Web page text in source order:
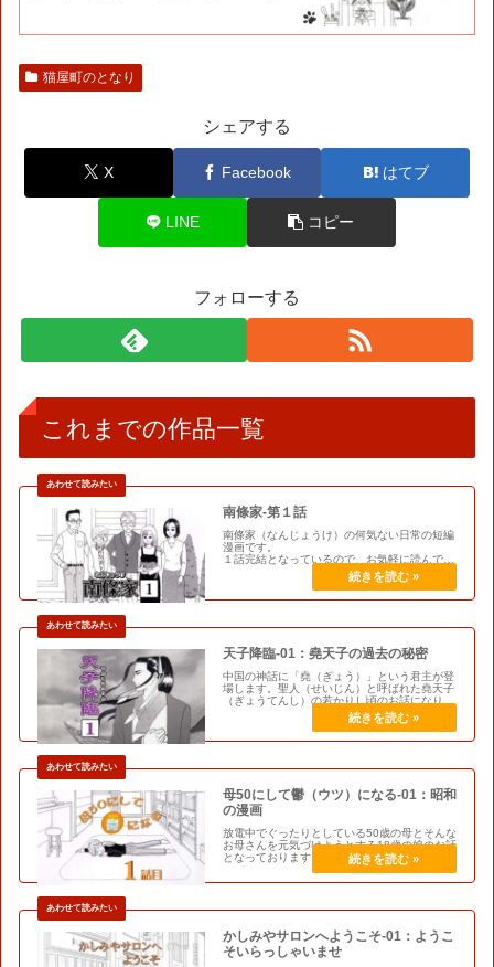
猫屋町のとなり
シェアする
X Facebook はてブ
LINE コピー
フォローする
これまでの作品一覧
南條家-第１話
南條家（なんじょうけ）の何気ない日常の短編
漫画です。
１話完結となっているので、お気軽に読んでく
天子降臨-01：堯天子の過去の秘密
中国の神話に「堯（ぎょう）」という君主が登
場します。聖人（せいじん）と呼ばれた堯天子
（ぎょうてんし）の若かりし頃のお話になりま
す。※聖人＝徳が高く人格高潔で、偉大・崇
高・高貴の三要素を兼ね備えた人物を指しま
母50にして鬱（ウツ）になる-01：昭和
の漫画
放電中でぐったりとしている50歳の母とそんな
お母さんを元気づけようとする18歳の娘のお話
となっております。それではお楽しみくださ
い。これまでの登場人物母：限界を超えた50
歳、現在充電中娘：漫画を書くのが好きな18歳
かしみやサロンへようこそ-01：ようこ
そいらっしゃいませ